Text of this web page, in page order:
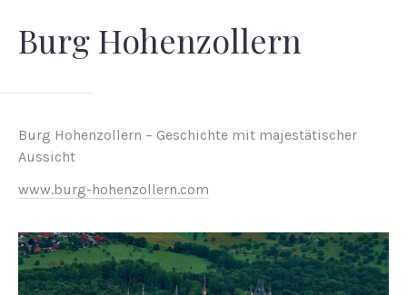
Burg Hohenzollern
Burg Hohenzollern – Geschichte mit majestätischer
Aussicht
www.burg-hohenzollern.com